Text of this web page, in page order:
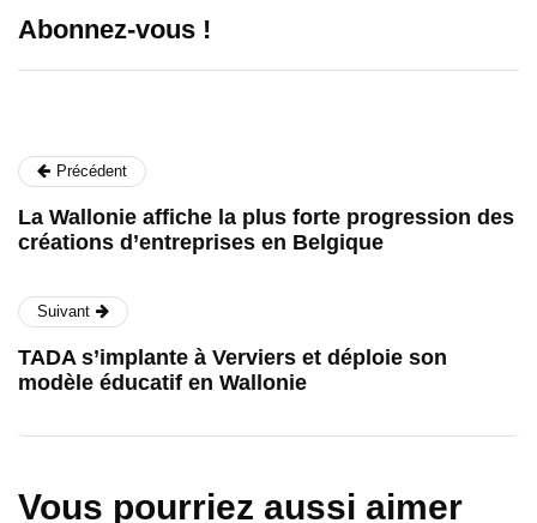
Abonnez-vous !
Précédent
La Wallonie affiche la plus forte progression des
créations d’entreprises en Belgique
Suivant
TADA s’implante à Verviers et déploie son
modèle éducatif en Wallonie
Vous pourriez aussi aimer